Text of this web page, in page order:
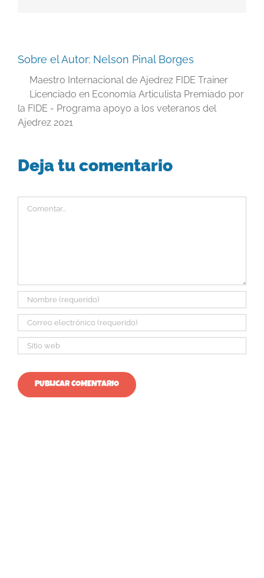
Sobre el Autor: Nelson Pinal Borges
Maestro Internacional de Ajedrez FIDE Trainer
Licenciado en Economía Articulista Premiado por
la FIDE - Programa apoyo a los veteranos del
Ajedrez 2021
Deja tu comentario